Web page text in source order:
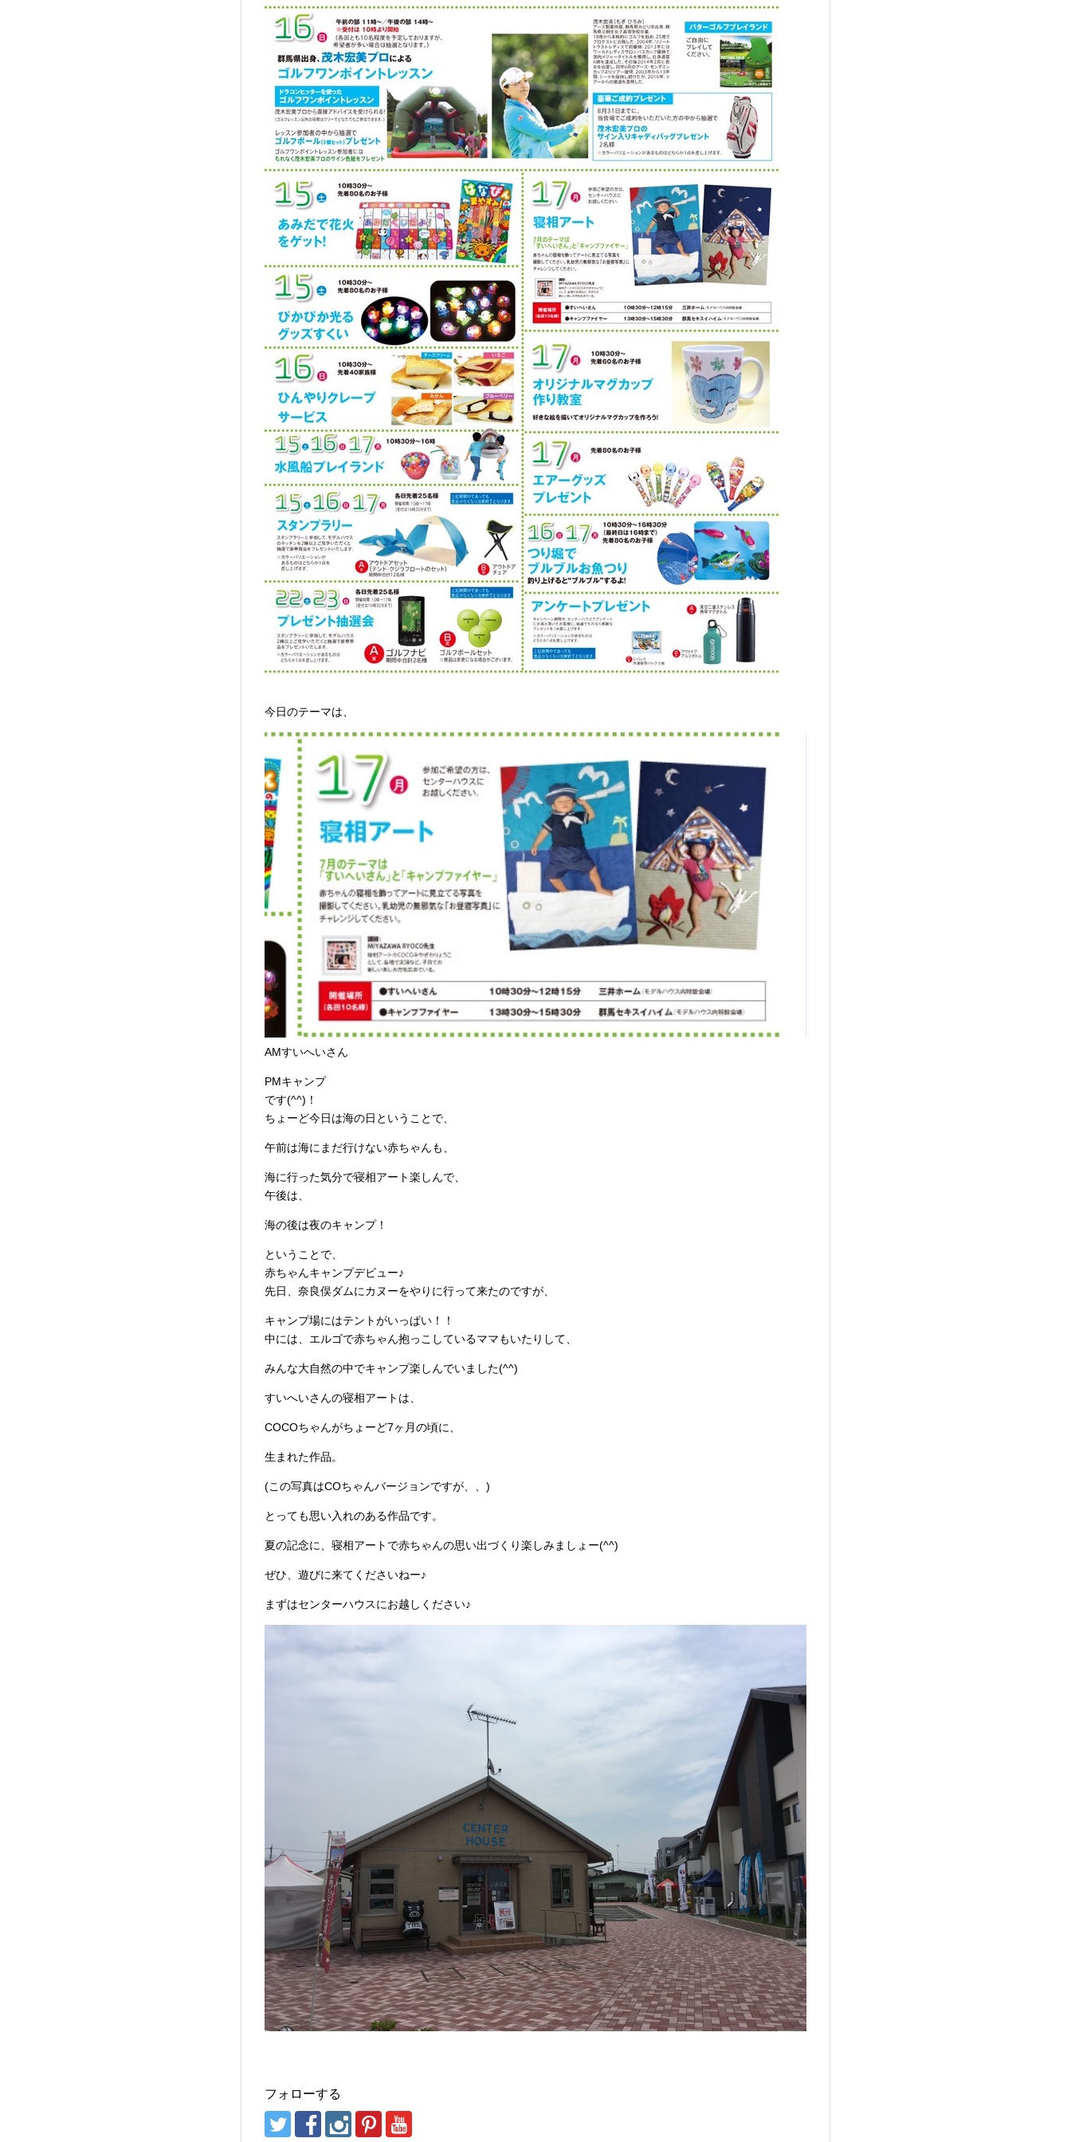
今日のテーマは、
AMすいへいさん
PMキャンプ
です(^^)！
ちょーど今日は海の日ということで、
午前は海にまだ行けない赤ちゃんも、
海に行った気分で寝相アート楽しんで、
午後は、
海の後は夜のキャンプ！
ということで、
赤ちゃんキャンプデビュー♪
先日、奈良俣ダムにカヌーをやりに行って来たのですが、
キャンプ場にはテントがいっぱい！！
中には、エルゴで赤ちゃん抱っこしているママもいたりして、
みんな大自然の中でキャンプ楽しんでいました(^^)
すいへいさんの寝相アートは、
COCOちゃんがちょーど7ヶ月の頃に、
生まれた作品。
(この写真はCOちゃんバージョンですが、、)
とっても思い入れのある作品です。
夏の記念に、寝相アートで赤ちゃんの思い出づくり楽しみましょー(^^)
ぜひ、遊びに来てくださいねー♪
まずはセンターハウスにお越しください♪
フォローする